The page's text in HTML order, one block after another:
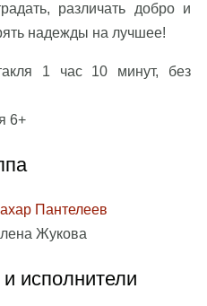
различать добро и
надежды на лучшее!
1 час 10 минут, без
6+
Пантелеев
Жукова
исполнители